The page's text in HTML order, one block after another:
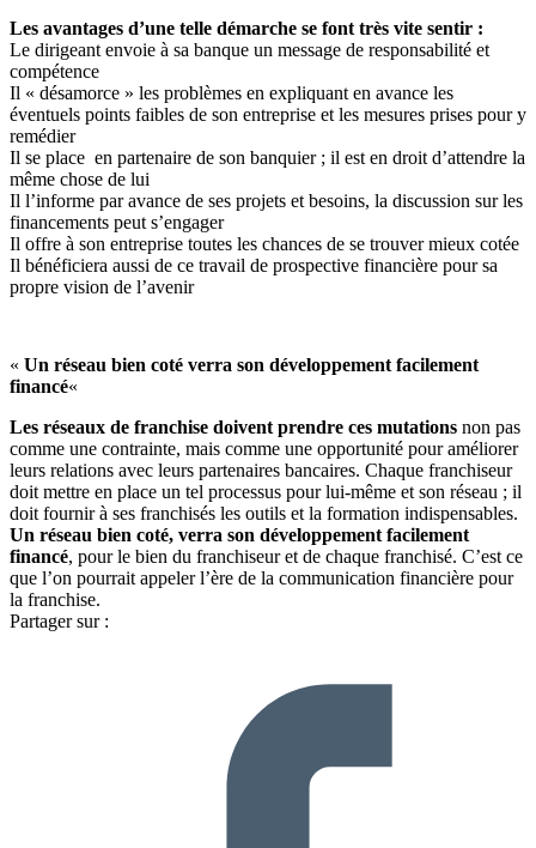
Les avantages d’une telle démarche se font très vite sentir :
Le dirigeant envoie à sa banque un message de responsabilité et
compétence
Il « désamorce » les problèmes en expliquant en avance les
éventuels points faibles de son entreprise et les mesures prises pour y
remédier
Il se place en partenaire de son banquier ; il est en droit d’attendre la
même chose de lui
Il l’informe par avance de ses projets et besoins, la discussion sur les
financements peut s’engager
Il offre à son entreprise toutes les chances de se trouver mieux cotée
Il bénéficiera aussi de ce travail de prospective financière pour sa
propre vision de l’avenir
« Un réseau bien coté verra son développement facilement
financé«
Les réseaux de franchise doivent prendre ces mutations non pas
comme une contrainte, mais comme une opportunité pour améliorer
leurs relations avec leurs partenaires bancaires. Chaque franchiseur
doit mettre en place un tel processus pour lui-même et son réseau ; il
doit fournir à ses franchisés les outils et la formation indispensables.
Un réseau bien coté, verra son développement facilement
financé, pour le bien du franchiseur et de chaque franchisé. C’est ce
que l’on pourrait appeler l’ère de la communication financière pour
la franchise.
Partager sur :